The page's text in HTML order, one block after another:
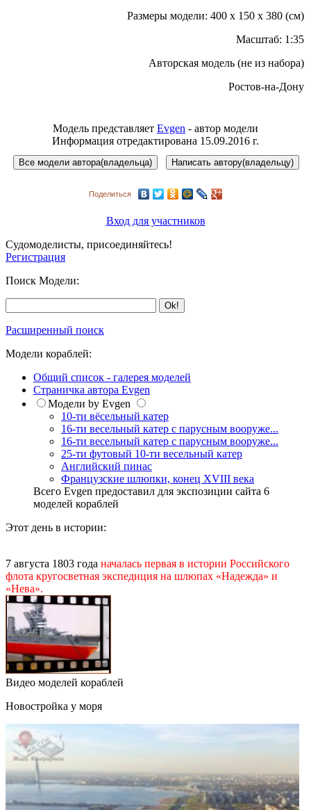
Размеры модели: 400 x 150 x 380 (см)
Масштаб: 1:35
Авторская модель (не из набора)
Ростов-на-Дону
Модель представляет Evgen - автор модели
Информация отредактирована 15.09.2016 г.
Поделиться
Вход для участников
Судомоделисты, присоединяйтесь!
Регистрация
Поиск Модели:
Расширенный поиск
Модели кораблей:
Общий список - галерея моделей
Страничка автора Evgen
Модели by Evgen
10-ти вёсельный катер
16-ти весельный катер с парусным вооруже...
16-ти весельный катер с парусным вооруже...
25-ти футовый 10-ти весельный катер
Английский пинас
Французские шлюпки, конец XVIII века
Всего Evgen предоставил для экспозиции сайта 6
моделей кораблей
Этот день в истории:
7 августа 1803 года началась первая в истории Российского
флота кругосветная экспедиция на шлюпах «Надежда» и
«Нева».
Видео моделей кораблей
Новостройка у моря